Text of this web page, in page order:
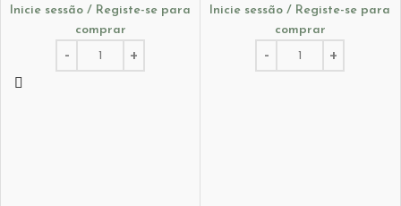
Inicie sessão / Registe-se para
comprar
Inicie sessão / Registe-se para
comprar